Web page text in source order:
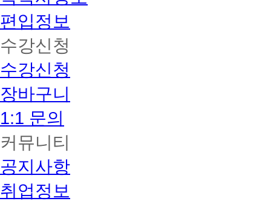
편입정보
수강신청
수강신청
장바구니
1:1 문의
커뮤니티
공지사항
취업정보